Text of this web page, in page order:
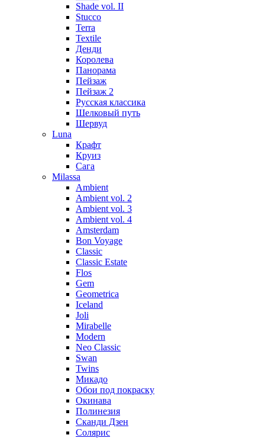
Shade vol. II
Stucco
Terra
Textile
Денди
Королева
Панорама
Пейзаж
Пейзаж 2
Русская классика
Шелковый путь
Шервуд
Luna
Крафт
Круиз
Сага
Milassa
Ambient
Ambient vol. 2
Ambient vol. 3
Ambient vol. 4
Amsterdam
Bon Voyage
Classic
Classic Estate
Flos
Gem
Geometrica
Iceland
Joli
Mirabelle
Modern
Neo Classic
Swan
Twins
Микадо
Обои под покраску
Окинава
Полинезия
Сканди Дзен
Солярис